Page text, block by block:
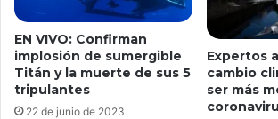
EN VIVO: Confirman
implosión de sumergible
Titán y la muerte de sus 5
tripulantes
22 de junio de 2023
Expertos
cambio
ser más